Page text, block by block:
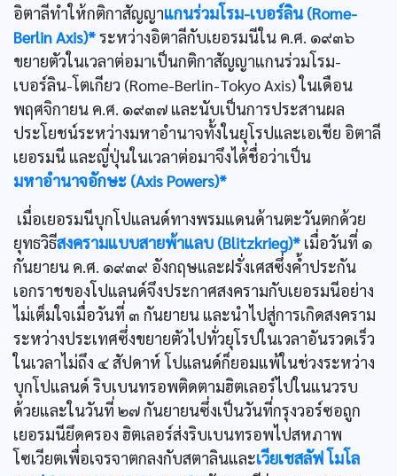
อิตาลีทำให้กติกาสัญญาแกนร่วมโรม-เบอร์ลิน (Rome-
Berlin Axis)*ระหว่างอิตาลีกับเยอรมนีใน ค.ศ. ๑๙๓๖
ขยายตัวในเวลาต่อมาเป็นกติกาสัญญาแกนร่วมโรม-
เบอร์ลิน-โตเกียว (Rome-Berlin-Tokyo Axis) ในเดือน
พฤศจิกายน ค.ศ. ๑๙๓๗ และนับเป็นการประสานผล
ประโยชน์ระหว่างมหาอำนาจทั้งในยุโรปและเอเชีย อิตาลี
เยอรมนี และญี่ปุ่นในเวลาต่อมาจึงได้ชื่อว่าเป็น
มหาอำนาจอักษะ (Axis Powers)*
เมื่อเยอรมนีบุกโปแลนด์ทางพรมแดนด้านตะวันตกด้วย
ยุทธวิธีสงครามแบบสายพ้าแลบ (Blitzkrieg)* เมื่อวันที่ ๑
กันยายน ค.ศ. ๑๙๓๙ อังกฤษและฝรั่งเศสซึ่งคํ้าประกัน
เอกราชของโปแลนด์จึงประกาศสงครามกับเยอรมนีอย่าง
ไม่เต็มใจเมื่อวันที่ ๓ กันยายน และนำไปสู่การเกิดสงคราม
ระหว่างประเทศซึ่งขยายตัวไปทั่วยุโรปในเวลาอันรวดเร็ว
ในเวลาไม่ถึง ๔ สัปดาห์ โปแลนด์ก็ยอมแพ้ในช่วงระหว่าง
บุกโปแลนด์ ริบเบนทรอพติดตามฮิตเลอร์ไปในแนวรบ
ด้วยและในวันที่ ๒๗ กันยายนซึ่งเป็นวันที่กรุงวอร์ซอถูก
เยอรมนียึดครอง ฮิตเลอร์ส่งริบเบนทรอพไปสหภาพ
โซเวียตเพื่อเจรจาตกลงกับสตาลินและเวียเชสลัฟ โมโล